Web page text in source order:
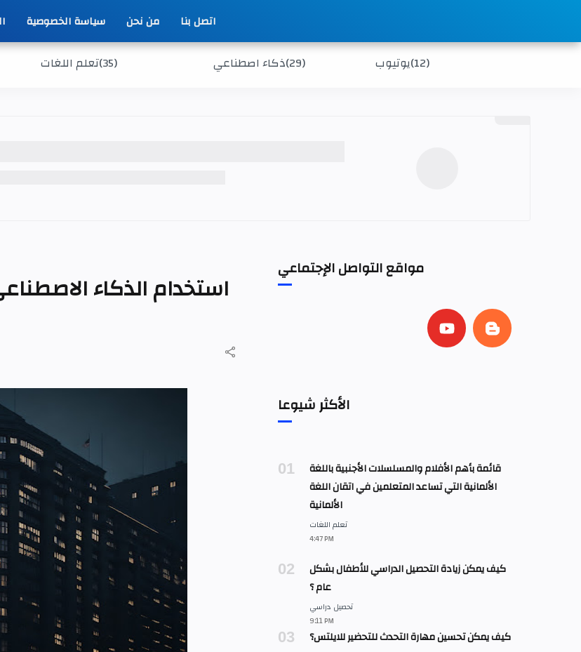
سياسة الخصوصية من نحن اتصل بنا
تعلم اللغات(35) ذكاء اصطناعي(29) يوتيوب(12)
استخدام الذكاء
مواقع التواصل الإجتماعي
الأكثر شيوعا
قائمة بأهم الأفلام والمسلسلات الأجنبية باللغة
الألمانية التي تساعد المتعلمين في اتقان اللغة
الألمانية
كيف يمكن زيادة التحصيل الدراسي للأطفال بشكل
عام ؟
كيف يمكن تحسين مهارة التحدث للتحضير للايلتس؟